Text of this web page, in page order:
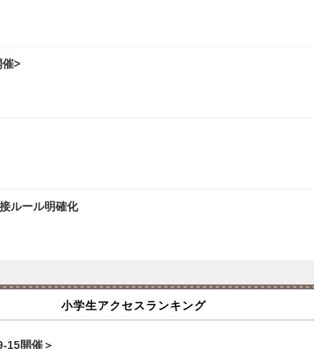
催>
ルール明確化
小学生アクセスランキング
15開催＞